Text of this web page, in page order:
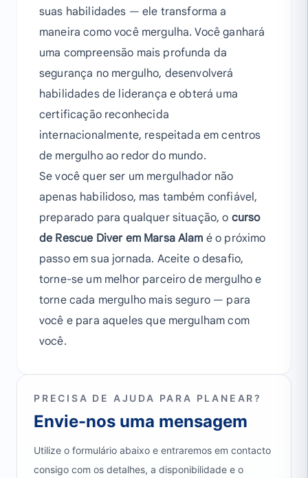
suas habilidades — ele transforma a
maneira como você mergulha. Você ganhará
uma compreensão mais profunda da
segurança no mergulho, desenvolverá
habilidades de liderança e obterá uma
certificação reconhecida
internacionalmente, respeitada em centros
de mergulho ao redor do mundo.
Se você quer ser um mergulhador não
apenas habilidoso, mas também confiável,
preparado para qualquer situação, o curso
de Rescue Diver em Marsa Alam é o próximo
passo em sua jornada. Aceite o desafio,
torne-se um melhor parceiro de mergulho e
torne cada mergulho mais seguro — para
você e para aqueles que mergulham com
você.
PRECISA DE AJUDA PARA PLANEAR?
Envie-nos uma mensagem
Utilize o formulário abaixo e entraremos em contacto
consigo com os detalhes, a disponibilidade e o